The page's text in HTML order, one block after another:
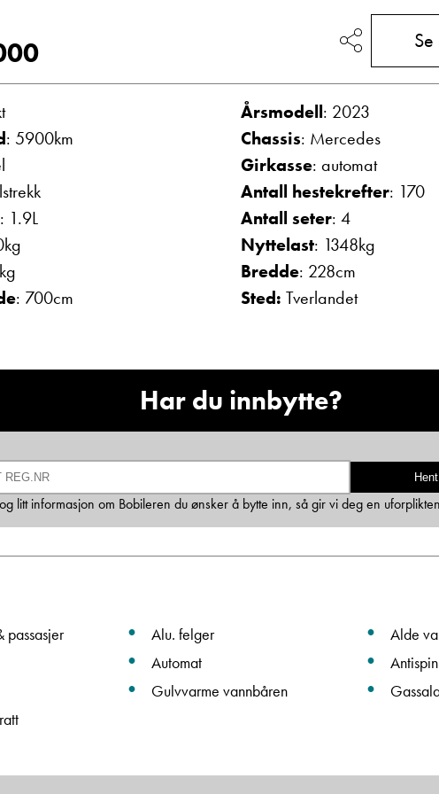
Holthe May-Liz Bringedal
Butikkselger
Vis telefon
Ta kontakt
Lurer du på noe? Spør!
Hva gjelder det?
Årsmodell: 2023
: 5900km Chassis: Mercedes
Girkasse: automat
Antall hestekrefter: 170
: 1.9L Antall seter: 4
Nyttelast: 1348kg
Bredde: 228cm
: 700cm Sted: Tverlandet
Har du innbytte?
litt informasjon om Bobileren du ønsker å bytte inn, så gir vi deg en
passasjer Alu. felger
Alde
Automat
Gulvvarme vannbåren